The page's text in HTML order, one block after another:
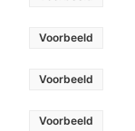
Voorbeeld
Voorbeeld
Voorbeeld